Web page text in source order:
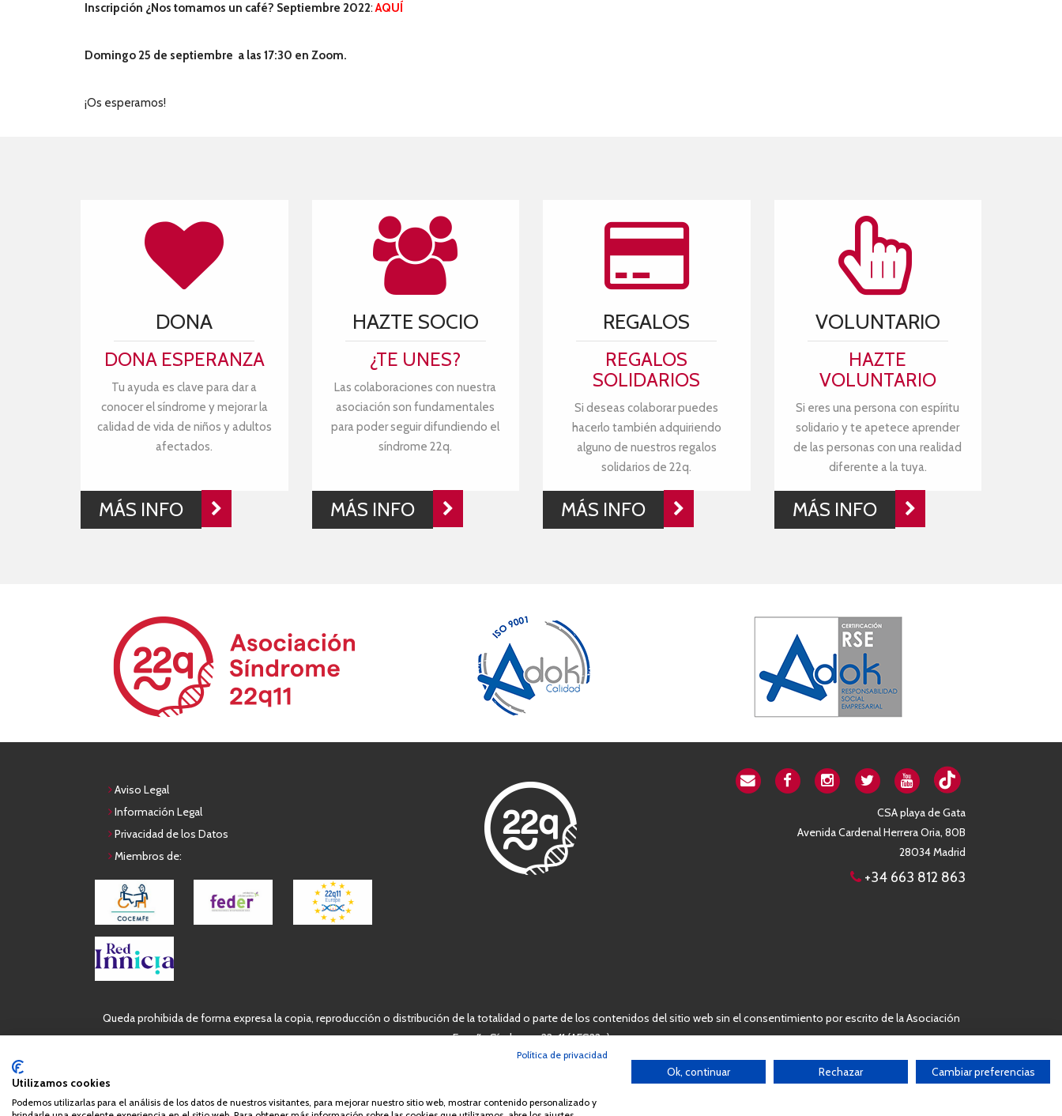
Inscripción ¿Nos tomamos un café? Septiembre 2022: AQUÍ
Domingo 25 de septiembre a las 17:30 en Zoom.
¡Os esperamos!
DONA
DONA ESPERANZA
Tu ayuda es clave para dar a
conocer el síndrome y mejorar la
calidad de vida de niños y adultos
afectados.
MÁS INFO
HAZTE SOCIO
¿TE UNES?
Las colaboraciones con nuestra
asociación son fundamentales
para poder seguir difundiendo el
síndrome 22q.
MÁS INFO
REGALOS
REGALOS
SOLIDARIOS
Si deseas colaborar puedes
hacerlo también adquiriendo
alguno de nuestros regalos
solidarios de 22q.
MÁS INFO
VOLUNTARIO
HAZTE
VOLUNTARIO
Si eres una persona con espíritu
solidario y te apetece aprender
de las personas con una realidad
diferente a la tuya.
MÁS INFO
Aviso Legal
Información Legal
Privacidad de los Datos
Miembros de:
CSA playa de Gata
Avenida Cardenal Herrera Oria, 80B
28034 Madrid
+34 663 812 863
Queda prohibida de forma expresa la copia, reproducción o distribución de la totalidad o parte de los contenidos del sitio web sin el consentimiento por escrito de la Asociación
España Síndrome 22q11 (AES22q)
Política de privacidad
Utilizamos cookies
Podemos utilizarlas para el análisis de los datos de nuestros visitantes, para mejorar nuestro sitio web, mostrar contenido personalizado y
Ok, continuar Rechazar Cambiar preferencias